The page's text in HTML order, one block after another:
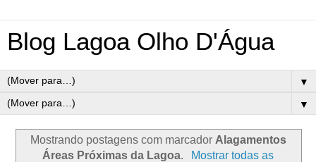
Blog Lagoa Olho D'Água
▼
▼
Mostrando postagens com marcador Alagamentos
Áreas Próximas da Lagoa.
Mostrar todas as